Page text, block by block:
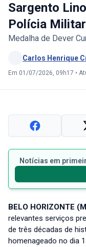
Sargento
Polícia
Medalha de Dever
Carlos Henrique
Em 01/07/2026, 09h17 •
Notícias em
BELO HORIZONTE
relevantes serviços
de três décadas de
homenageado no dia